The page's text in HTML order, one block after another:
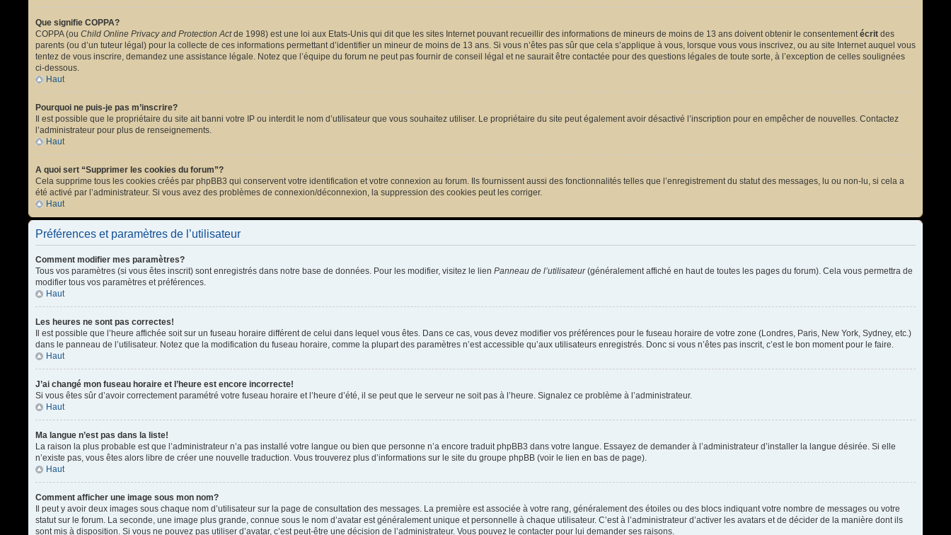
Que signifie COPPA?
COPPA (ou Child Online Privacy and Protection Actde 1998) est une loi aux Etats-Unis qui dit que les sites Internet pouvant recueillir des informations de mineurs de moins de 13 ans doivent obtenir le consentementécrit des
parents (ou d’un tuteur légal) pour la collecte de ces informations permettant d’identifier un mineur de moins de 13 ans. Si vous n’êtes pas sûr que cela s’applique à vous, lorsque vous vous inscrivez, ou au site Internet auquel vous
tentez de vous inscrire, demandez une assistance légale. Notez que l’équipe du forum ne peut pas fournir de conseil légal et ne saurait être contactée pour des questions légales de toute sorte, à l’exception de celles soulignées
ci-dessous.
Haut
Pourquoi ne puis-je pas m’inscrire?
Il est possible que le propriétaire du site ait banni votre IP ou interdit le nom d’utilisateur que vous souhaitez utiliser. Le propriétaire du site peut également avoir désactivé l’inscription pour en empêcher de nouvelles. Contactez
l’administrateur pour plus de renseignements.
Haut
A quoi sert “Supprimer les cookies du forum”?
Cela supprime tous les cookies créés par phpBB3 qui conservent votre identification et votre connexion au forum. Ils fournissent aussi des fonctionnalités telles que l’enregistrement du statut des messages, lu ou non-lu, si cela a
été activé par l’administrateur. Si vous avez des problèmes de connexion/déconnexion, la suppression des cookies peut les corriger.
Haut
Préférences et paramètres de l’utilisateur
Comment modifier mes paramètres?
Tous vos paramètres (si vous êtes inscrit) sont enregistrés dans notre base de données. Pour les modifier, visitez le lien Panneau de l’utilisateur(généralement affiché en haut de toutes les pages du forum). Cela vous permettra de
modifier tous vos paramètres et préférences.
Haut
Les heures ne sont pas correctes!
Il est possible que l’heure affichée soit sur un fuseau horaire différent de celui dans lequel vous êtes. Dans ce cas, vous devez modifier vos préférences pour le fuseau horaire de votre zone (Londres, Paris, New York, Sydney, etc.)
dans le panneau de l’utilisateur. Notez que la modification du fuseau horaire, comme la plupart des paramètres n’est accessible qu’aux utilisateurs enregistrés. Donc si vous n’êtes pas inscrit, c’est le bon moment pour le faire.
Haut
J’ai changé mon fuseau horaire et l’heure est encore incorrecte!
Si vous êtes sûr d’avoir correctement paramétré votre fuseau horaire et l’heure d’été, il se peut que le serveur ne soit pas à l’heure. Signalez ce problème à l’administrateur.
Haut
Ma langue n’est pas dans la liste!
La raison la plus probable est que l’administrateur n’a pas installé votre langue ou bien que personne n’a encore traduit phpBB3 dans votre langue. Essayez de demander à l’administrateur d’installer la langue désirée. Si elle
n’existe pas, vous êtes alors libre de créer une nouvelle traduction. Vous trouverez plus d’informations sur le site du groupe phpBB (voir le lien en bas de page).
Haut
Comment afficher une image sous mon nom?
Il peut y avoir deux images sous chaque nom d’utilisateur sur la page de consultation des messages. La première est associée à votre rang, généralement des étoiles ou des blocs indiquant votre nombre de messages ou votre
statut sur le forum. La seconde, une image plus grande, connue sous le nom d’avatar est généralement unique et personnelle à chaque utilisateur. C’est à l’administrateur d’activer les avatars et de décider de la manière dont ils
sont mis à disposition. Si vous ne pouvez pas utiliser d’avatar, c’est peut-être une décision de l’administrateur. Vous pouvez le contacter pour lui demander ses raisons.